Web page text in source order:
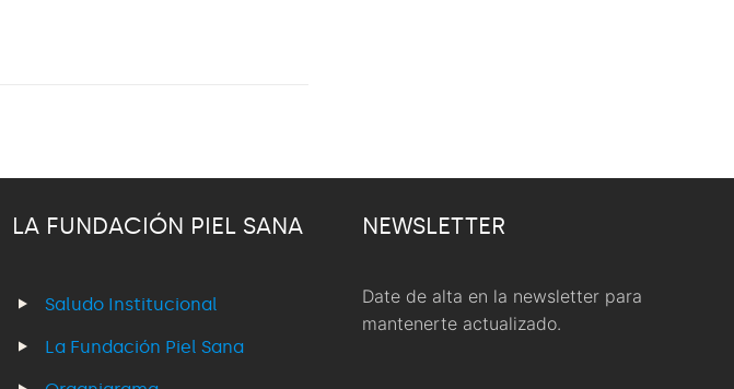
LA FUNDACIÓN PIEL SANA
Saludo Institucional
La Fundación Piel Sana
NEWSLETTER
Date de alta en la newsletter para
mantenerte actualizado.